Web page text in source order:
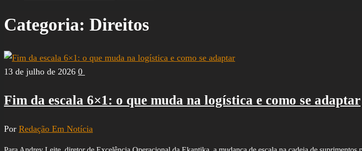
Categoria: Direitos
13 de julho de 2026 0
Fim da escala 6×1: o que muda na logística e como se adaptar
Por Redação Em Notícia